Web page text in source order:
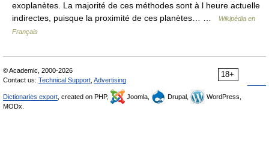
exoplanètes. La majorité de ces méthodes sont à l heure actuelle
indirectes, puisque la proximité de ces planètes… …
Wikipédia en
Français
18+
© Academic, 2000-2026
Contact us: Technical Support Advertising
Dictionaries export , created on PHP, Joomla, Drupal,
WordPress,
MODx.